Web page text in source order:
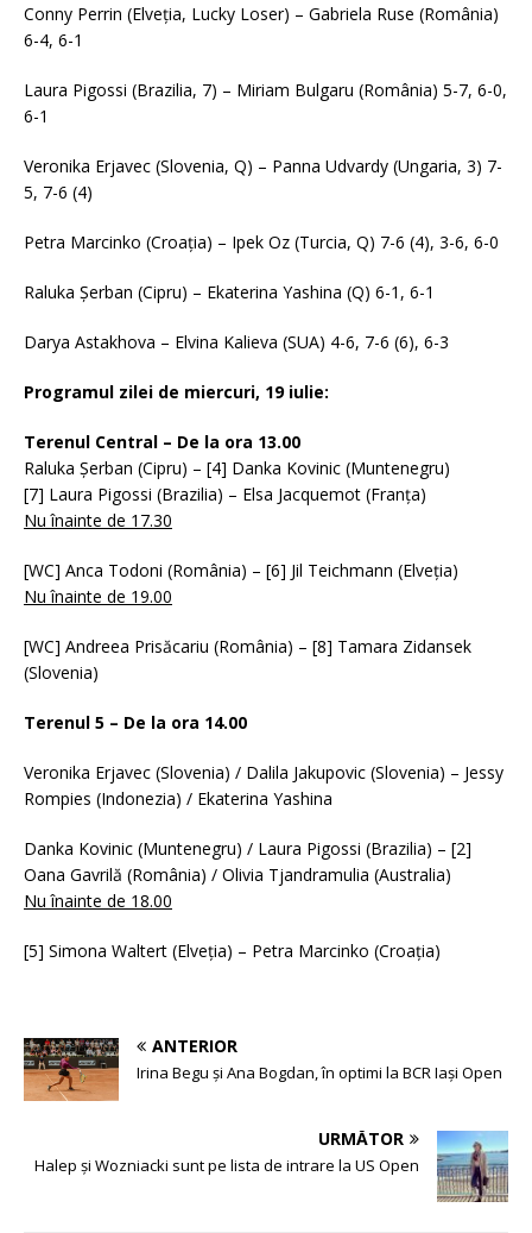
Conny Perrin (Elveția, Lucky Loser) – Gabriela Ruse (România)
6-4, 6-1
Laura Pigossi (Brazilia, 7) – Miriam Bulgaru (România) 5-7, 6-0,
6-1
Veronika Erjavec (Slovenia, Q) – Panna Udvardy (Ungaria, 3) 7-
5, 7-6 (4)
Petra Marcinko (Croația) – Ipek Oz (Turcia, Q) 7-6 (4), 3-6, 6-0
Raluka Șerban (Cipru) – Ekaterina Yashina (Q) 6-1, 6-1
Darya Astakhova – Elvina Kalieva (SUA) 4-6, 7-6 (6), 6-3
Programul zilei de miercuri, 19 iulie:
Terenul Central – De la ora 13.00
Raluka Șerban (Cipru) – [4] Danka Kovinic (Muntenegru)
[7] Laura Pigossi (Brazilia) – Elsa Jacquemot (Franța)
Nu înainte de 17.30
[WC] Anca Todoni (România) – [6] Jil Teichmann (Elveția)
Nu înainte de 19.00
[WC] Andreea Prisăcariu (România) – [8] Tamara Zidansek
(Slovenia)
Terenul 5 – De la ora 14.00
Veronika Erjavec (Slovenia) / Dalila Jakupovic (Slovenia) – Jessy
Rompies (Indonezia) / Ekaterina Yashina
Danka Kovinic (Muntenegru) / Laura Pigossi (Brazilia) – [2]
Oana Gavrilă (România) / Olivia Tjandramulia (Australia)
Nu înainte de 18.00
[5] Simona Waltert (Elveția) – Petra Marcinko (Croația)
ANTERIOR
Irina Begu și Ana Bogdan, în optimi la BCR Iași Open
URMĂTOR
Halep și Wozniacki sunt pe lista de intrare la US Open